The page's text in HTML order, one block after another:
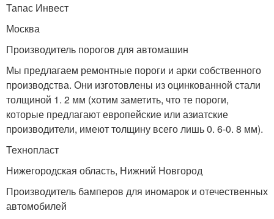
Тапас Инвест
Москва
Производитель порогов для автомашин
Мы предлагаем ремонтные пороги и арки собственного
производства. Они изготовлены из оцинкованной стали
толщиной 1. 2 мм (хотим заметить, что те пороги,
которые предлагают европейские или азиатские
производители, имеют толщину всего лишь 0. 6-0. 8 мм).
Технопласт
Нижегородская область, Нижний Новгород
Производитель бамперов для иномарок и отечественных
автомобилей